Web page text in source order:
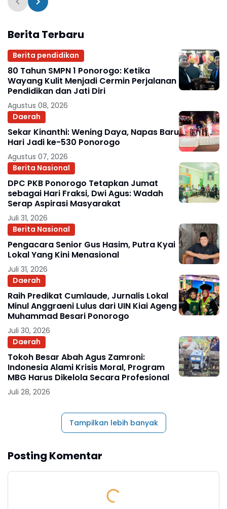
Berita Terbaru
Berita pendidikan
80 Tahun SMPN 1 Ponorogo: Ketika
Wayang Kulit Menjadi Cermin Perjalanan
Pendidikan dan Jati Diri
Agustus 08, 2026
Daerah
Sekar Kinanthi: Wening Daya, Napas Baru
Hari Jadi ke-530 Ponorogo
Agustus 07, 2026
Berita Nasional
DPC PKB Ponorogo Tetapkan Jumat
sebagai Hari Fraksi, Dwi Agus: Wadah
Serap Aspirasi Masyarakat
Juli 31, 2026
Berita Nasional
Pengacara Senior Gus Hasim, Putra Kyai
Lokal Yang Kini Menasional
Juli 31, 2026
Daerah
Raih Predikat Cumlaude, Jurnalis Lokal
Minul Anggraeni Lulus dari UIN Kiai Ageng
Muhammad Besari Ponorogo
Juli 30, 2026
Daerah
Tokoh Besar Abah Agus Zamroni:
Indonesia Alami Krisis Moral, Program
MBG Harus Dikelola Secara Profesional
Juli 28, 2026
Tampilkan lebih banyak
Posting Komentar